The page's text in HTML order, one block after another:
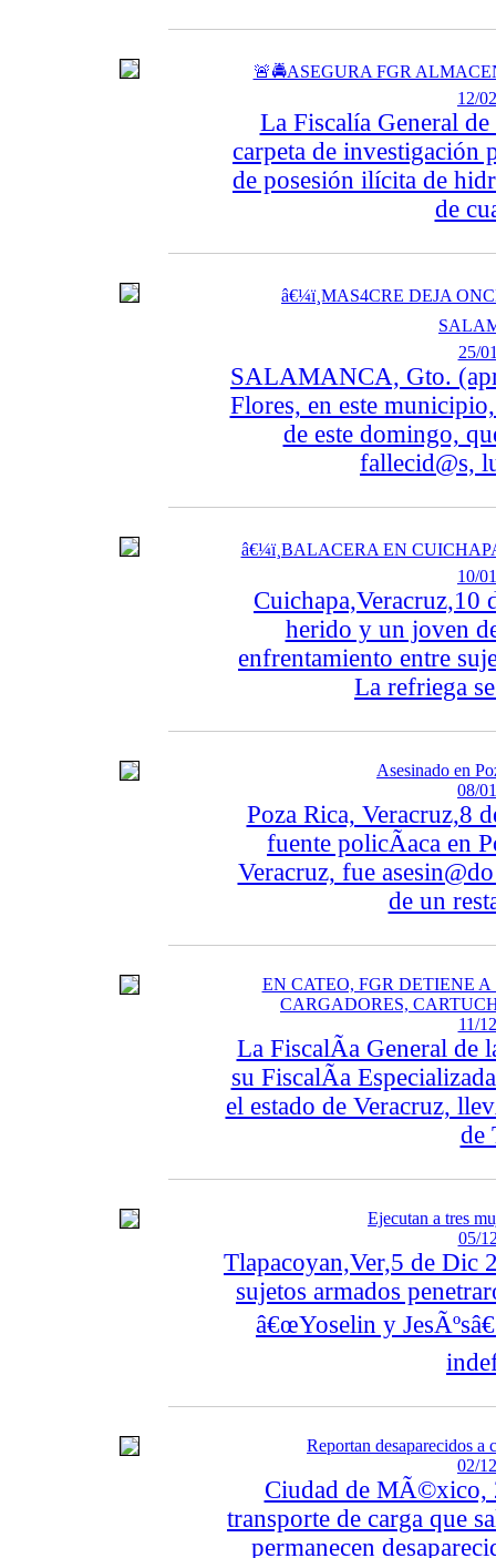
🚨🚔ASEGURA FGR
12/
La Fiscalía General
carpeta de investigación
de posesión ilícita de
de
â€¼ï¸MAS4CRE DEJA
25/
SALAMANCA, Gto.
Flores, en este
de este domingo,
fallecid@s,
â€¼ï¸BALACERA EN
10/
Cuichapa,Veracruz,10
herido y un joven
enfrentamiento entre
La refriega
Asesinado en
08/
Poza Rica, Veracruz,8
fuente policÃ­aca en
Veracruz, fue
de un
EN CATEO, FGR DETIENE
CARGADORES,
11/
La FiscalÃ­a General de
su FiscalÃ­a
el estado de Veracruz,
de
Ejecutan a tres
05/
Tlapacoyan,Ver,5 de Dic
sujetos armados
â€œYoselin y
Reportan desaparecidos a
02/
Ciudad de MÃ©xico,
transporte de carga que
permanecen